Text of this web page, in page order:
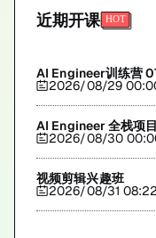
近期开课
AI Engineer训练营
2026/08/29
AI Engineer 全栈项
2026/08/30
视频剪辑兴趣班
2026/08/31